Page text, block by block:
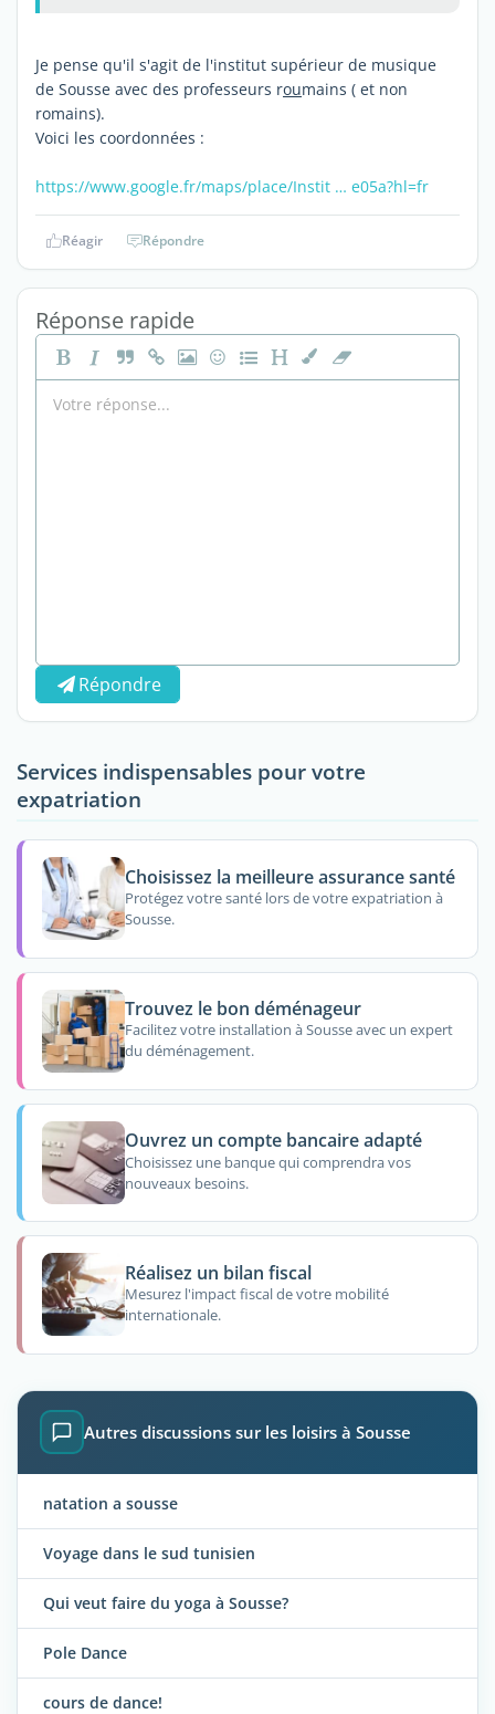
Je pense qu'il s'agit de l'institut supérieur de musique
de Sousse avec des professeurs roumains ( et non
romains).
Voici les coordonnées :
https://www.google.fr/maps/place/Instit … e05a?hl=fr
Réagir Répondre
Réponse rapide
Répondre
Services indispensables pour votre
expatriation
Choisissez la meilleure assurance santé
Protégez votre santé lors de votre expatriation à
Sousse.
Trouvez le bon déménageur
Facilitez votre installation à Sousse avec un expert
du déménagement.
Ouvrez un compte bancaire adapté
Choisissez une banque qui comprendra vos
nouveaux besoins.
Réalisez un bilan fiscal
Mesurez l'impact fiscal de votre mobilité
internationale.
Autres discussions sur les loisirs à Sousse
natation a sousse
Voyage dans le sud tunisien
Qui veut faire du yoga à Sousse?
Pole Dance
cours de dance!